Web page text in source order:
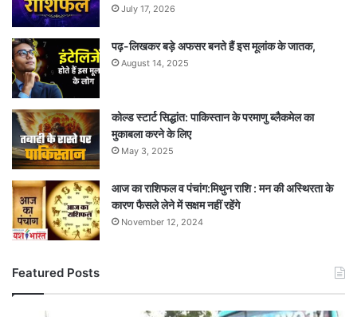
July 17, 2026
पढ़-लिखकर बड़े अफसर बनते हैं इस मूलांक के जातक,
August 14, 2025
कोल्ड स्टार्ट सिद्धांत: पाकिस्तान के परमाणु ब्लैकमेल का
मुकाबला करने के लिए
May 3, 2025
आज का राशिफल व पंचांग:मिथुन राशि : मन की अस्थिरता के
कारण फैसले लेने में सक्षम नहीं रहेंगे
November 12, 2024
Featured Posts